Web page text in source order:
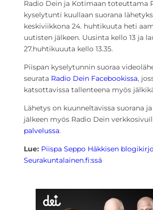
Radio Dein ja Kotimaan toteuttama
kyselytunti kuullaan suorana
keskiviikkona 24. huhtikuuta heti
uutisten jälkeen. Uusinta kello 13 ja
27.huhtikuuuta kello 13.35.
Piispan kyselytunnin suoraa
seurata Radio Dein Facebookissa,
katsottavissa tallenteena myös
Lähetys on kuunneltavissa suorana
jälkeen myös Radio Dein
palvelussa.
Lue: Piispa Seppo Häkkisen
Seurakuntalainen.fi:ssä